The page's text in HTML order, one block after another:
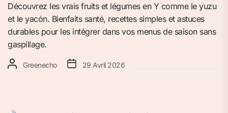
Découvrez les vrais fruits et légumes en Y comme le yuzu
et le yacón. Bienfaits santé, recettes simples et astuces
durables pour les intégrer dans vos menus de saison sans
gaspillage.
Greenecho 29 Avril 2026